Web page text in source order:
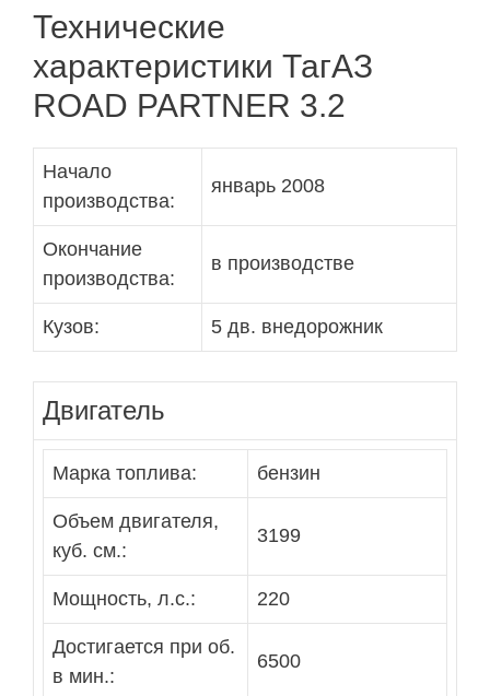
Технические
характеристики ТагАЗ
ROAD PARTNER 3.2
Начало
производства:
январь 2008
Окончание
производства:
в производстве
Кузов: 5 дв. внедорожник
Двигатель
Марка топлива: бензин
Объем двигателя,
куб. см.:
3199
Мощность, л.с.: 220
Достигается при об.
в мин.:
6500